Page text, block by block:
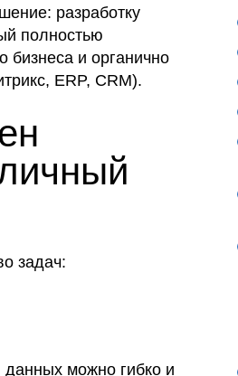
разработку
полностью
бизнеса и органично
ERP, CRM).
задач:
можно гибко и